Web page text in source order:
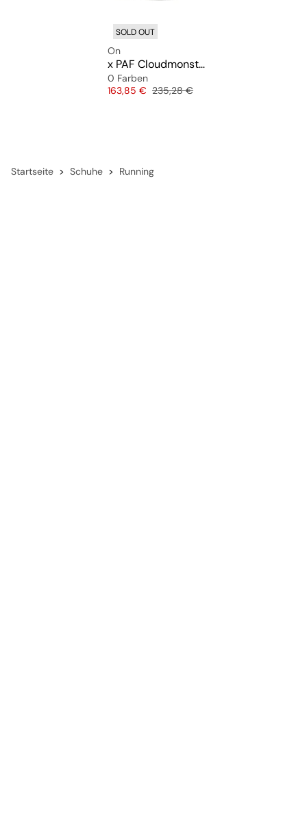
SOLD OUT
On
x PAF Cloudmonster Hyper
0 Farben
Preis
163,85 € Originalpreis
235,28 €
Startseite Schuhe Running